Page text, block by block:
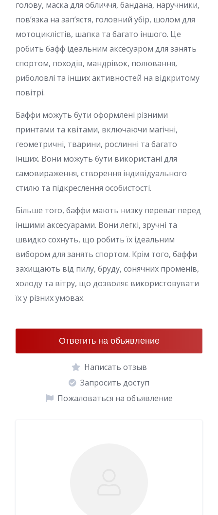
голову, маска для обличчя, бандана, наручники,
пов’язка на зап’ястя, головний убір, шолом для
мотоциклістів, шапка та багато іншого. Це
робить бафф ідеальним аксесуаром для занять
спортом, походів, мандрівок, полювання,
риболовлі та інших активностей на відкритому
повітрі.
Баффи можуть бути оформлені різними
принтами та квітами, включаючи магічні,
геометричні, тварини, рослинні та багато
інших. Вони можуть бути використані для
самовираження, створення індивідуального
стилю та підкреслення особистості.
Більше того, баффи мають низку переваг перед
іншими аксесуарами. Вони легкі, зручні та
швидко сохнуть, що робить їх ідеальним
вибором для занять спортом. Крім того, баффи
захищають від пилу, бруду, сонячних променів,
холоду та вітру, що дозволяє використовувати
їх у різних умовах.
Ответить на объявление
Написать отзыв
Запросить доступ
Пожаловаться на объявление